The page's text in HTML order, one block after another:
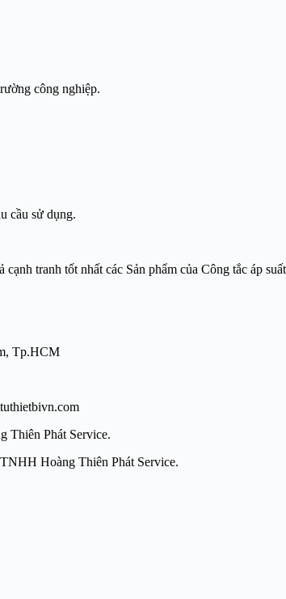
công nghiệp.
cầu sử dụng.
tranh tốt nhất các Sản phẩm của Công tắc áp
Tp.HCM
Thiên Phát Service.
Nam. Công ty TNHH Hoàng Thiên Phát